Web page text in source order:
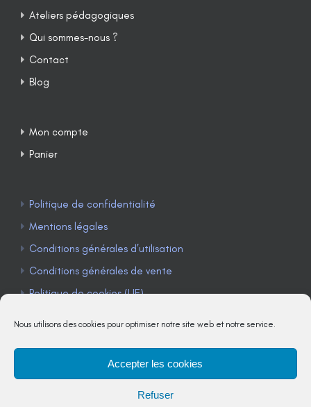
Nous utilisons des cookies pour optimiser notre site web et notre service.
Accepter les cookies
Refuser
Ateliers pédagogiques
Qui sommes-nous ?
Contact
Blog
Mon compte
Panier
Politique de confidentialité
Mentions légales
Conditions générales d’utilisation
Conditions générales de vente
Politique de cookies (UE)
TÉLÉPHONE : 04 90 85 22 98